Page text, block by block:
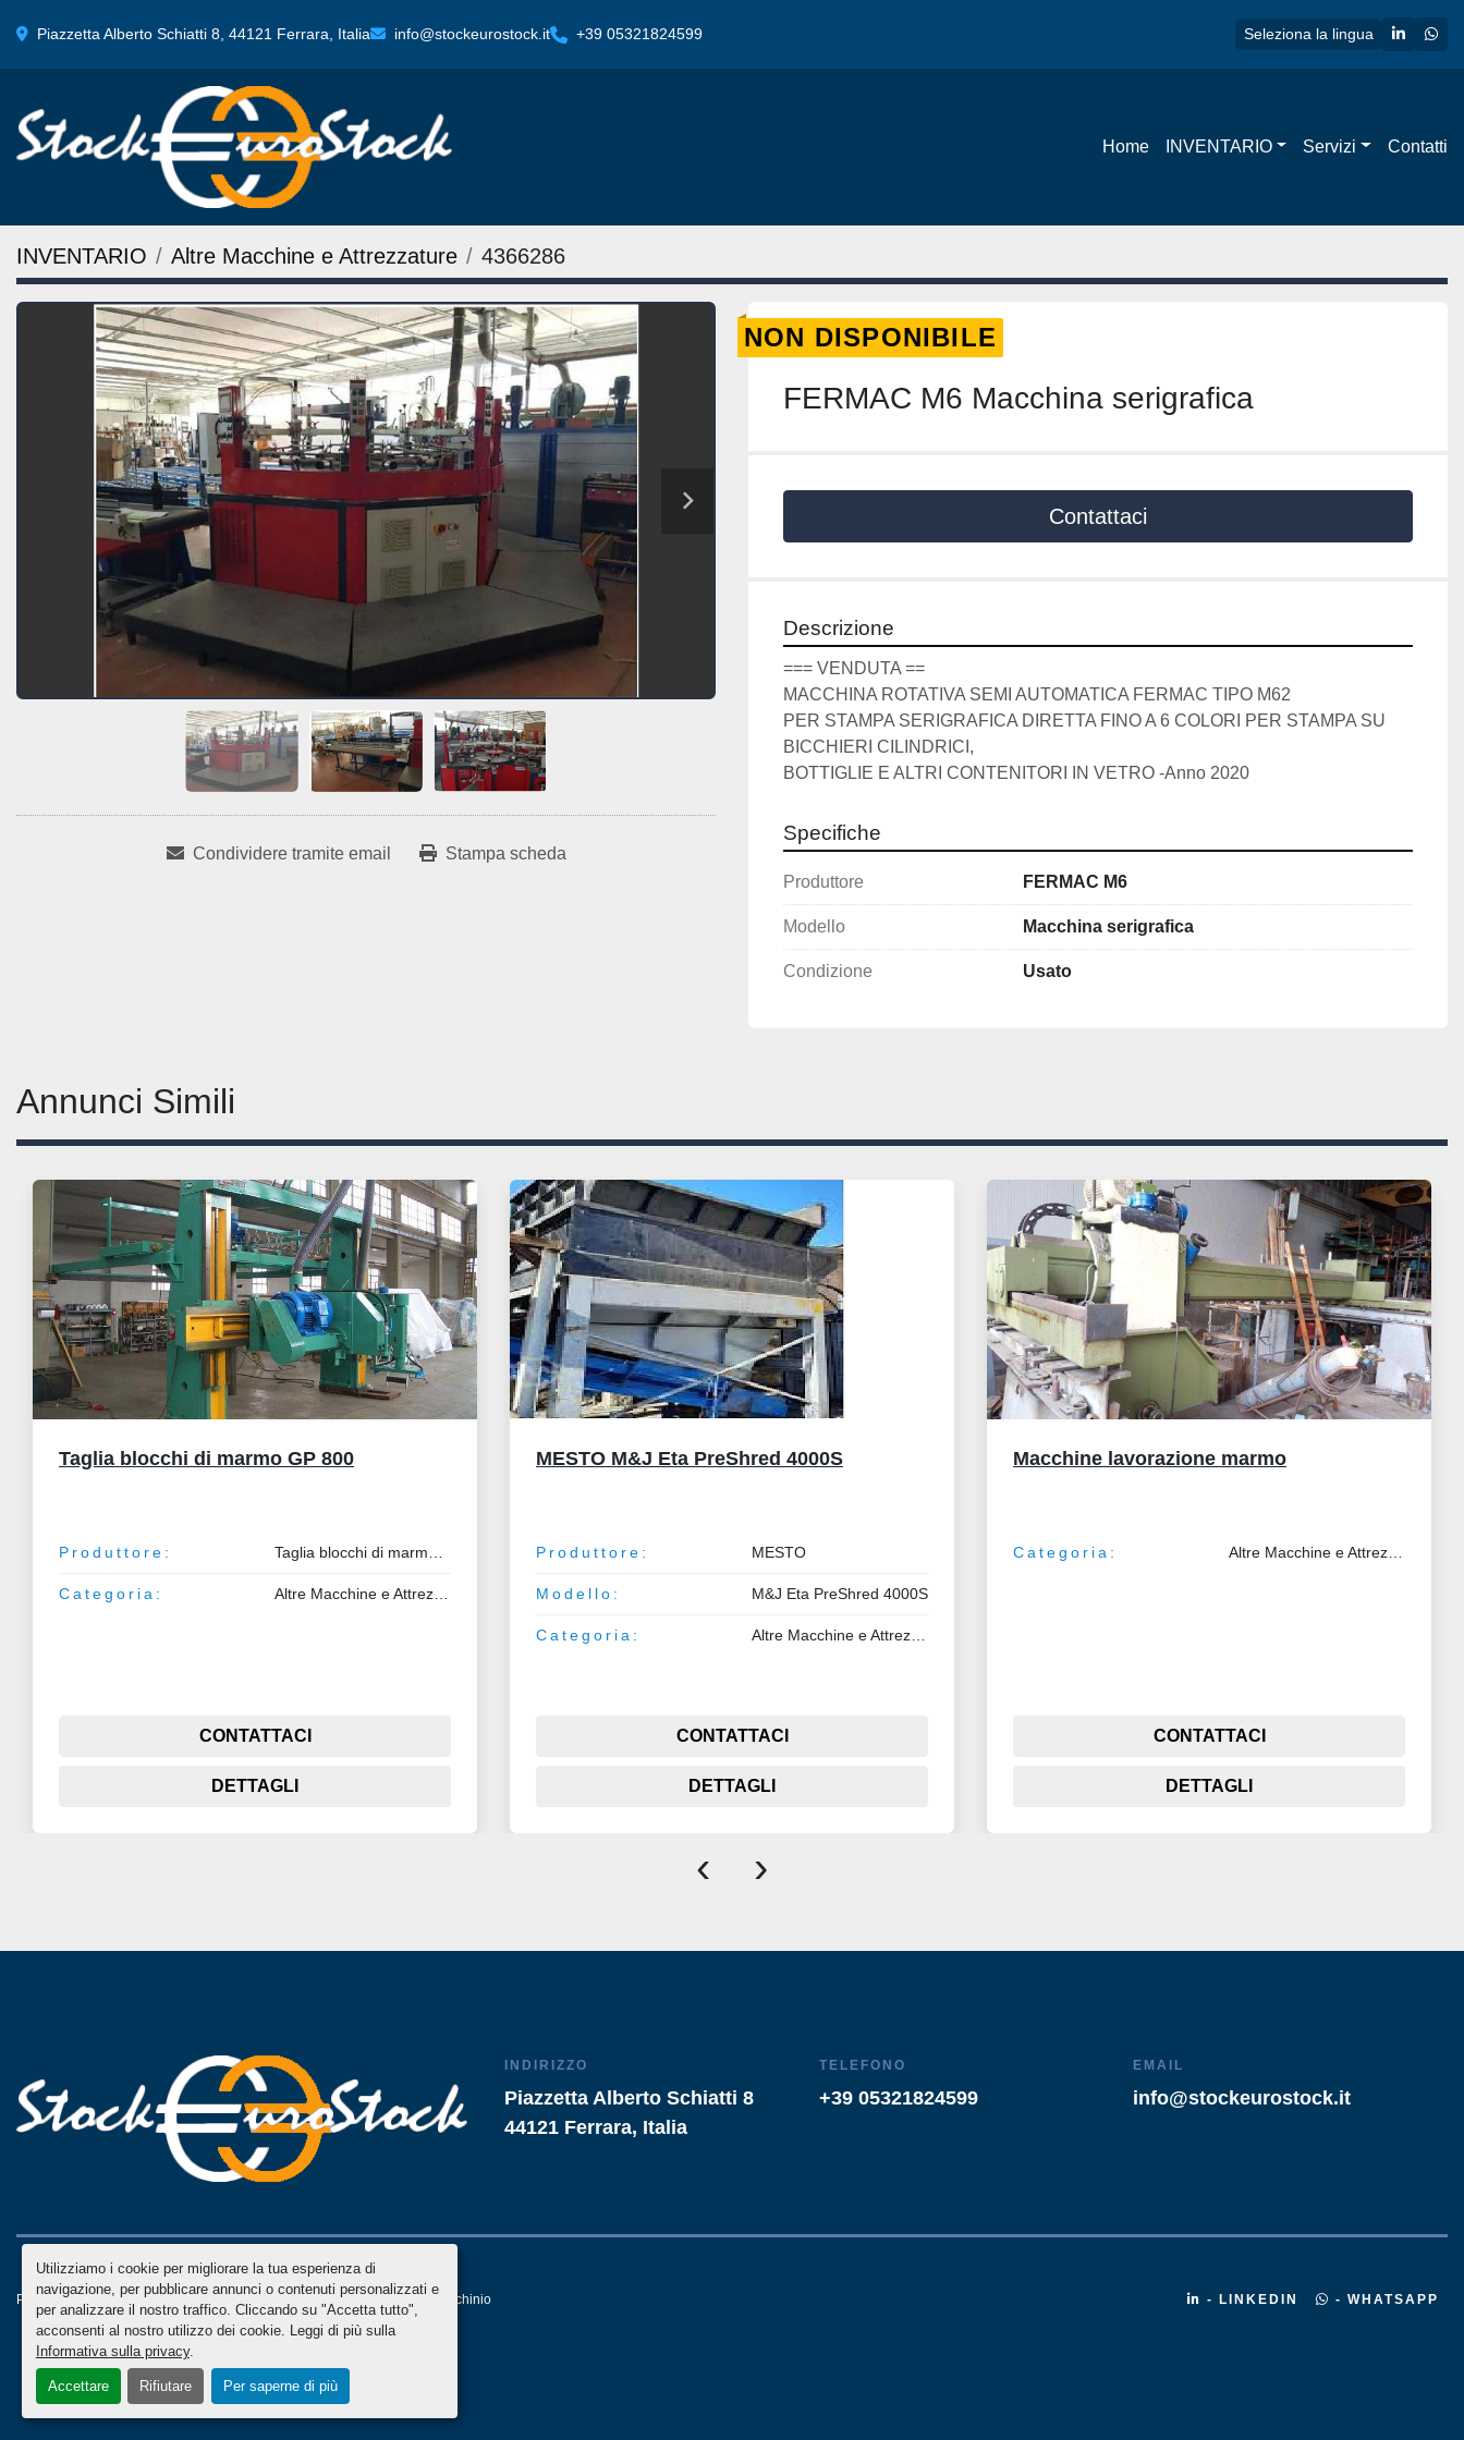
Utilizziamo i cookie per migliorare la tua esperienza di
navigazione, per pubblicare annunci o contenuti personalizzati e
per analizzare il nostro traffico. Cliccando su "Accetta tutto",
acconsenti al nostro utilizzo dei cookie. Leggi di più sulla
Informativa sulla privacy.
Accettare Rifiutare Per saperne di più
Piazzetta Alberto Schiatti 8, 44121 Ferrara, Italia info@stockeurostock.it +39 05321824599 Seleziona la lingua linkedin
Home INVENTARIO Servizi Contatti
INVENTARIO Altre Macchine e Attrezzature 4366286
Condividere tramite email Stampa scheda
NON DISPONIBILE
FERMAC M6 Macchina serigrafica
Contattaci
Descrizione
=== VENDUTA ==
MACCHINA ROTATIVA SEMI AUTOMATICA FERMAC TIPO M62
PER STAMPA SERIGRAFICA DIRETTA FINO A 6 COLORI PER STAMPA SU
BICCHIERI CILINDRICI,
BOTTIGLIE E ALTRI CONTENITORI IN VETRO -Anno 2020
Specifiche
Produttore FERMAC M6
Modello Macchina serigrafica
Condizione Usato
Annunci Simili
Taglia blocchi di marmo GP 800
Produttore:
Categoria:
CONTATTACI
DETTAGLI
MESTO M&J Eta PreShred 4000S
Produttore: MESTO
Modello: M&J Eta PreShred 4000S
Categoria:
CONTATTACI
DETTAGLI
Macchine lavorazione marmo
Categoria:
CONTATTACI
DETTAGLI
‹ ›
INDIRIZZO
Piazzetta Alberto Schiatti 8
44121 Ferrara, Italia
TELEFONO
+39 05321824599
EMAIL
info@stockeurostock.it
Personalizza le preferenze sui Cookies Machinio Systemsito web diMachinio - LINKEDIN - WHATSAPP